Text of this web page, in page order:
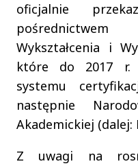
oficjalnie
Wykształcenia i
które do 2017 r.
systemu
następnie
Akademickiej (dalej:
Z uwagi na